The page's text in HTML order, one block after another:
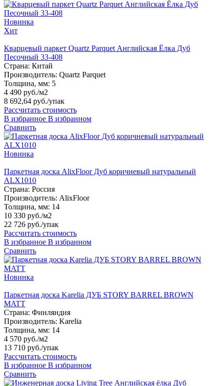
Новинка
Хит
Кварцевый паркет Quartz Parquet Английская Ёлка Дуб
Песочный 33-408
Страна: Китай
Производитель: Quartz Parquet
Толщина, мм: 5
4 490 руб./м2
8 692,64 руб./упак
Рассчитать стоимость
В избранное В избранном
Сравнить
Новинка
Паркетная доска AlixFloor Дуб коричневый натуральный
ALX1010
Страна: Россия
Производитель: AlixFloor
Толщина, мм: 14
10 330 руб./м2
22 726 руб./упак
Рассчитать стоимость
В избранное В избранном
Сравнить
Новинка
Паркетная доска Karelia ДУБ STORY BARREL BROWN
MATT
Страна: Финляндия
Производитель: Karelia
Толщина, мм: 14
4 570 руб./м2
13 710 руб./упак
Рассчитать стоимость
В избранное В избранном
Сравнить